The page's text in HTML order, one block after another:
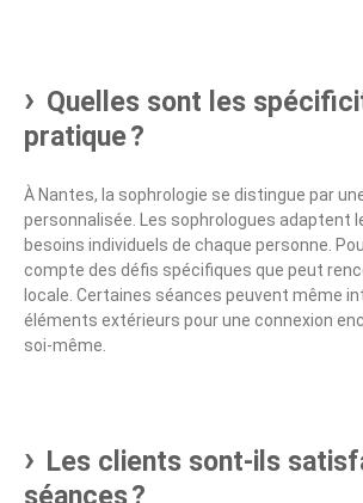
Quelles sont les
pratique ?
À Nantes, la sophrologie se distingue par
personnalisée. Les sophrologues adaptent
besoins individuels de chaque personne.
compte des défis spécifiques que peut
locale. Certaines séances peuvent même
éléments extérieurs pour une connexion
soi-même.
Les clients sont-ils
séances ?